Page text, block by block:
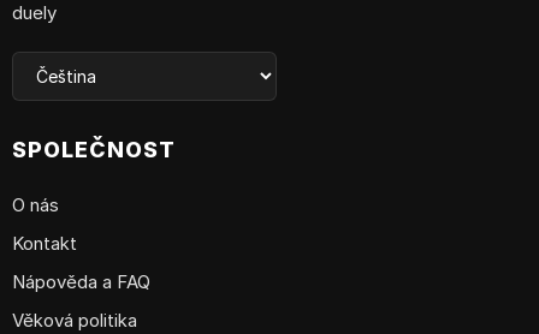
duely
SPOLEČNOST
O nás
Kontakt
Nápověda a FAQ
Věková politika